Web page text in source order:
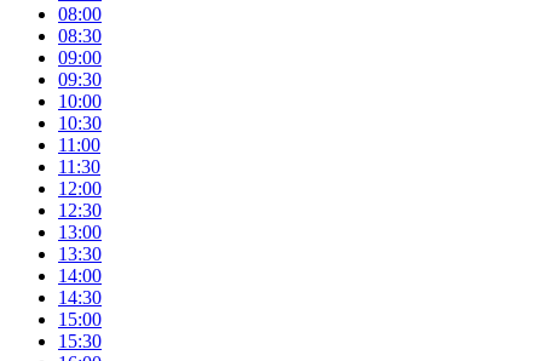
08:00
08:30
09:00
09:30
10:00
10:30
11:00
11:30
12:00
12:30
13:00
13:30
14:00
14:30
15:00
15:30